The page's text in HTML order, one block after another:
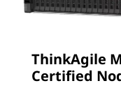
ThinkAgile
Certified